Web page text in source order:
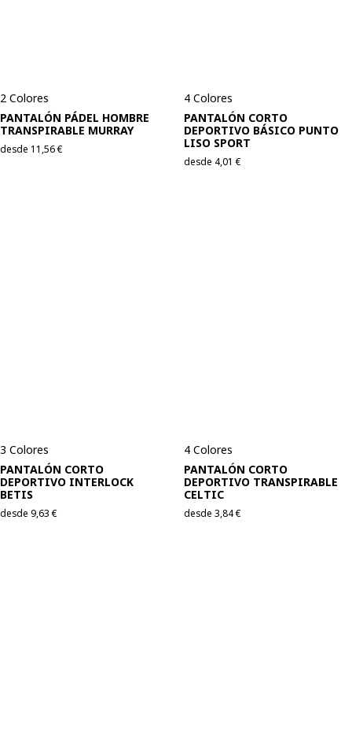
2 Colores
PANTALÓN PÁDEL HOMBRE
TRANSPIRABLE MURRAY
desde 11,56€
4 Colores
PANTALÓN CORTO
DEPORTIVO BÁSICO PUNTO
LISO SPORT
desde 4,01€
3 Colores
PANTALÓN CORTO
DEPORTIVO INTERLOCK
BETIS
desde 9,63€
4 Colores
PANTALÓN CORTO
DEPORTIVO TRANSPIRABLE
CELTIC
desde 3,84€